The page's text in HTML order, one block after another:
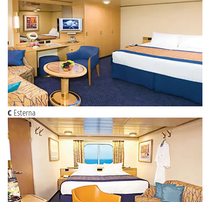
C Esterna